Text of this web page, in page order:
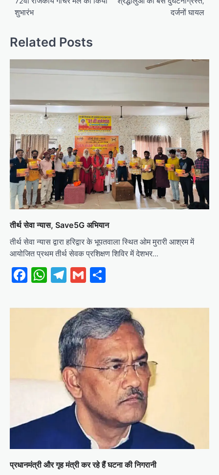
शुभारंभ
दर्जनों घायल
Related Posts
तीर्थ सेवा न्यास, Save5G अभियान
तीर्थ सेवा न्यास द्वारा हरिद्वार के भूपतवाला स्थित ओम मुरारी आश्रम में
आयोजित प्रथम तीर्थ सेवक प्रशिक्षण शिविर में देशभर…
Facebook
WhatsApp
Telegram
Gmail
प्रधानमंत्री और गृह मंत्री कर रहे हैं घटना की निगरानी